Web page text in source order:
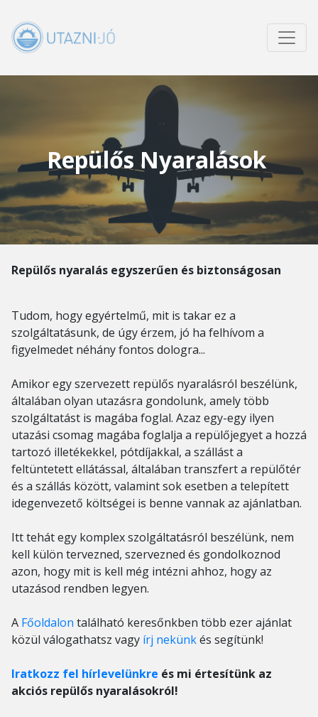
Repülős Nyaralások
Repülős nyaralás egyszerűen és biztonságosan
Tudom, hogy egyértelmű, mit is takar ez a
szolgáltatásunk, de úgy érzem, jó ha felhívom a
figyelmedet néhány fontos dologra...
Amikor egy szervezett repülős nyaralásról beszélünk,
általában olyan utazásra gondolunk, amely több
szolgáltatást is magába foglal. Azaz egy-egy ilyen
utazási csomag magába foglalja a repülőjegyet a hozzá
tartozó illetékekkel, pótdíjakkal, a szállást a
feltüntetett ellátással, általában transzfert a repülőtér
és a szállás között, valamint sok esetben a telepített
idegenvezető költségei is benne vannak az ajánlatban.
Itt tehát egy komplex szolgáltatásról beszélünk, nem
kell külön tervezned, szervezned és gondolkoznod
azon, hogy mit is kell még intézni ahhoz, hogy az
utazásod rendben legyen.
A Főoldalon található keresőnkben több ezer ajánlat
közül válogathatsz vagy írj nekünkés segítünk!
Iratkozz fel hírlevelünkre és mi értesítünk az
akciós repülős nyaralásokról!